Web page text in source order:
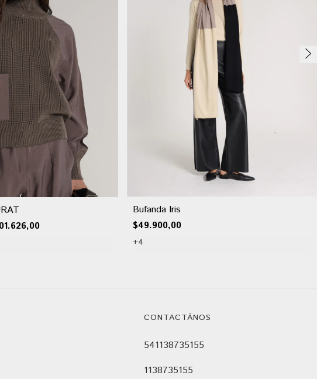
Bufanda Iris
$49.900,00
+4
CONTACTÁNOS
541138735155
1138735155